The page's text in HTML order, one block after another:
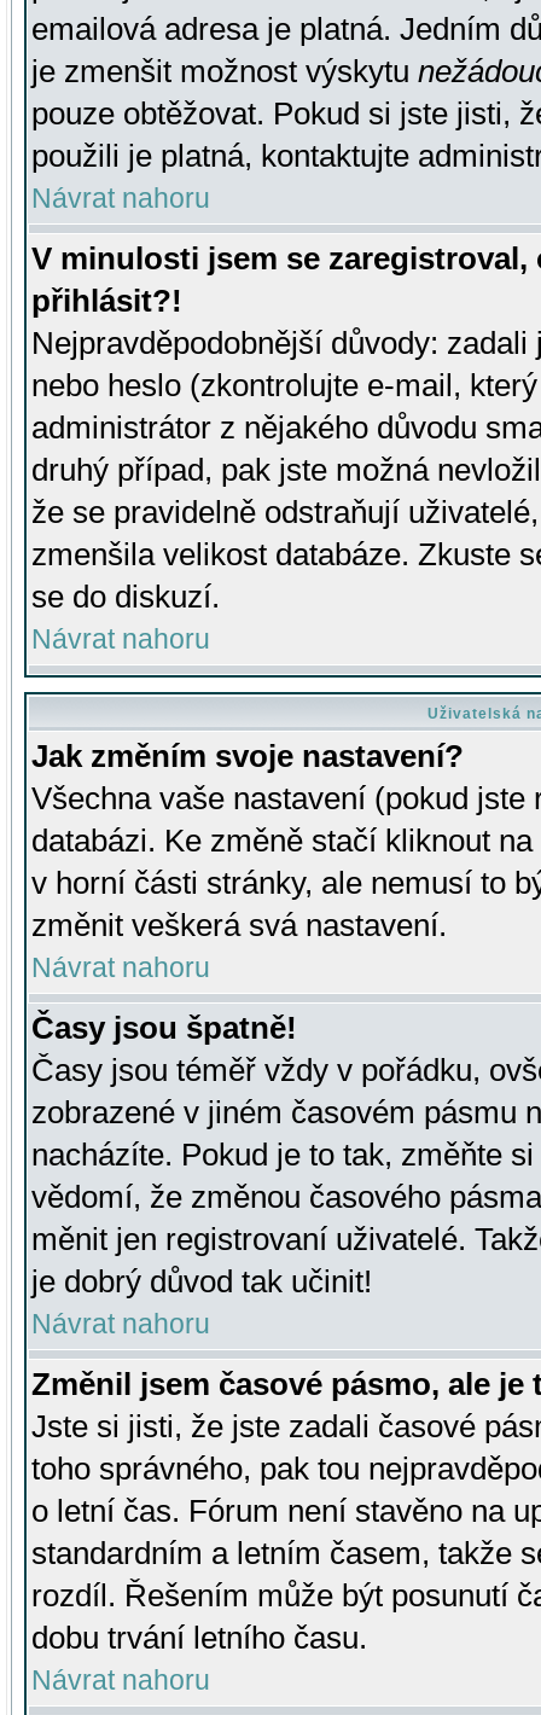
emailová adresa je platná. Jedním
je zmenšit možnost výskytu
pouze obtěžovat. Pokud si jste jisti,
použili je platná, kontaktujte
Návrat nahoru
V minulosti jsem se
přihlásit?!
Nejpravděpodobnější důvody:
nebo heslo (zkontrolujte e-mail,
administrátor z nějakého důvodu
druhý případ, pak jste možná
že se pravidelně odstraňují
zmenšila velikost databáze. Zkuste
se do diskuzí.
Návrat nahoru
Uživatelská
Jak změním svoje nastavení?
Všechna vaše nastavení (pokud
databázi. Ke změně stačí kliknout
v horní části stránky, ale nemusí to
změnit veškerá svá nastavení.
Návrat nahoru
Časy jsou špatně!
Časy jsou téměř vždy v pořádku,
zobrazené v jiném časovém pásmu
nacházíte. Pokud je to tak, změňte
vědomí, že změnou časového
měnit jen registrovaní uživatelé.
je dobrý důvod tak učinit!
Návrat nahoru
Změnil jsem časové pásmo, ale je
Jste si jisti, že jste zadali časové
toho správného, pak tou
o letní čas. Fórum není stavěno na
standardním a letním časem, takže
rozdíl. Řešením může být posunutí
dobu trvání letního času.
Návrat nahoru